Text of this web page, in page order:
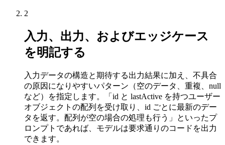
2
入力、出力、およびエッジケース
を明記する
入力データの構造と期待する出力結果に加え、不具合
の原因になりやすいパターン（空のデータ、重複、null
など）を指定します。「id と lastActive を持つユーザー
オブジェクトの配列を受け取り、id ごとに最新のデー
タを返す。配列が空の場合の処理も行う」といったプ
ロンプトであれば、モデルは要求通りのコードを出力
できます。